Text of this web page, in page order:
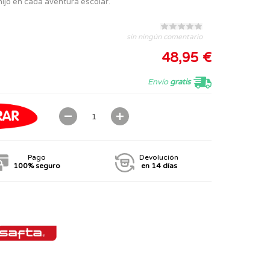
en cada aventura escolar.
sin ningún comentario
48,95 €
Envíogratis
Pago
100% seguro
Devolución
en 14 días